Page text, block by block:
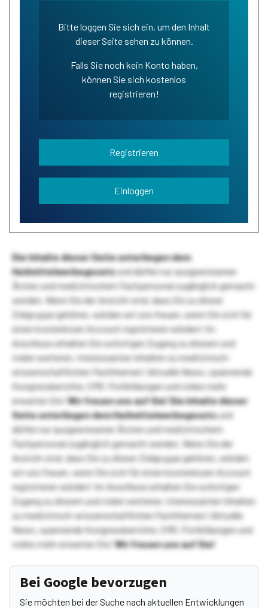
Bitte loggen Sie sich ein, um den Inhalt
dieser Seite sehen zu können.
Falls Sie noch kein Konto haben,
können Sie sich kostenlos
registrieren!
Registrieren
Einloggen
Die Inhalte dieser Seite unterliegen dem
Heilmittelwerbegesetzund dürfen nur ausgewiesenen
Ärzten und medizinischem Fachpersonal zugänglich gemacht
werden. Wenn Sie der Ansicht sind, dass Sie zu dieser
Zielgruppe gehören, würden wir uns freuen, wenn Sie sich für
einen kostenlosen Account registrieren würden! Im
Anschluss erhalten Sie sofortigen Zugang zu diesem und
vielen weiteren, interessanten Inhalten zu medizinisch-
wissenschaftlichen Fachthemen! Aktuelle News, spannende
Kongressberichte, CME-Fortbildungen und vieles mehr
erwarten Sie!Wir freuen uns auf Sie!Die Inhalte dieser
Seite unterliegen dem Heilmittelwerbegesetzund
dürfen nur ausgewiesenen Ärzten und medizinischem
Fachpersonal zugänglich gemacht werden. Wenn Sie der
Ansicht sind, dass Sie zu dieser Zielgruppe gehören, würden
wir uns freuen, wenn Sie sich für einen kostenlosen Account
registrieren würden! Im Anschluss erhalten Sie sofortigen
Zugang zu diesem und vielen weiteren, interessanten Inhalten
zu medizinisch-wissenschaftlichen Fachthemen! Aktuelle
News, spannende Kongressberichte, CME-Fortbildungen und
vieles mehr erwarten Sie!Wir freuen uns auf Sie!
Bei Google bevorzugen
Sie möchten bei der Suche nach aktuellen Entwicklungen